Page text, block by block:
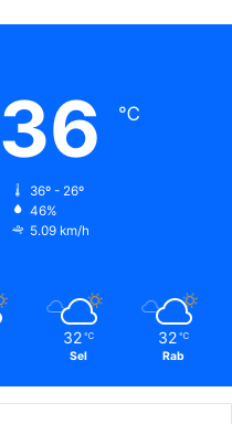
36 ℃
36º - 26º
46%
5.09 km/h
32 ℃
Sel
32 ℃
Rab